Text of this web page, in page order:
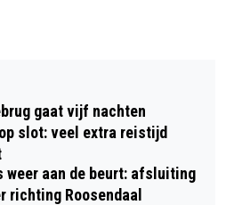
OFFICEEL UIT
SINT JANSHOF IN
DOOR
gaat vijf nachten
slot: veel extra reistijd
weer aan de beurt: afsluiting
richting Roosendaal